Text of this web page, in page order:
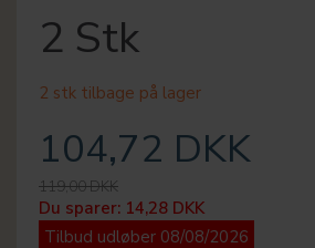
2 Stk
2 stk tilbage på lager
104,72 DKK
119,00 DKK
Du sparer: 14,28 DKK
Tilbud udløber 08/08/2026